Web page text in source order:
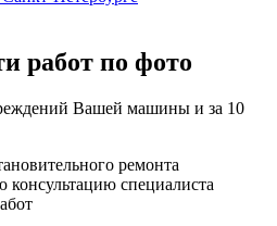
работ по фото
Вашей машины и за 10
ремонта
специалиста